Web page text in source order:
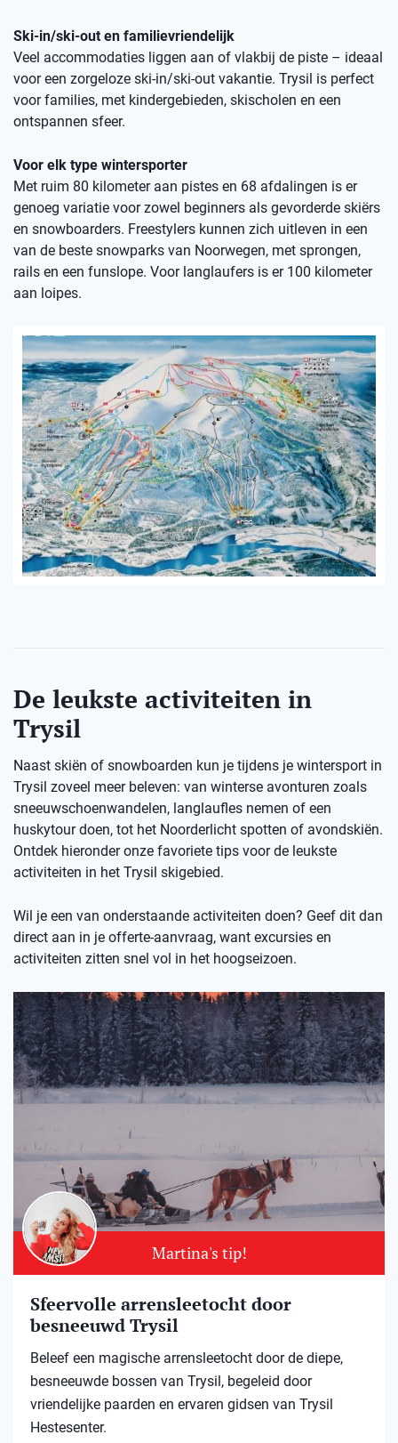
Ski-in/ski-out en familievriendelijk
Veel accommodaties liggen aan of vlakbij de piste – ideaal
voor een zorgeloze ski-in/ski-out vakantie. Trysil is perfect
voor families, met kindergebieden, skischolen en een
ontspannen sfeer.
Voor elk type wintersporter
Met ruim 80 kilometer aan pistes en 68 afdalingen is er
genoeg variatie voor zowel beginners als gevorderde skiërs
en snowboarders. Freestylers kunnen zich uitleven in een
van de beste snowparks van Noorwegen, met sprongen,
rails en een funslope. Voor langlaufers is er 100 kilometer
aan loipes.
De leukste activiteiten in
Trysil
Naast skiën of snowboarden kun je tijdens je wintersport in
Trysil zoveel meer beleven: van winterse avonturen zoals
sneeuwschoenwandelen, langlaufles nemen of een
huskytour doen, tot het Noorderlicht spotten of avondskiën.
Ontdek hieronder onze favoriete tips voor de leukste
activiteiten in het Trysil skigebied.
Wil je een van onderstaande activiteiten doen? Geef dit dan
direct aan in je offerte-aanvraag, want excursies en
activiteiten zitten snel vol in het hoogseizoen.
Martina's tip!
Sfeervolle arrensleetocht door
besneeuwd Trysil​
Beleef een magische arrensleetocht door de diepe,
besneeuwde bossen van Trysil, begeleid door
vriendelijke paarden en ervaren gidsen van Trysil
Hestesenter.